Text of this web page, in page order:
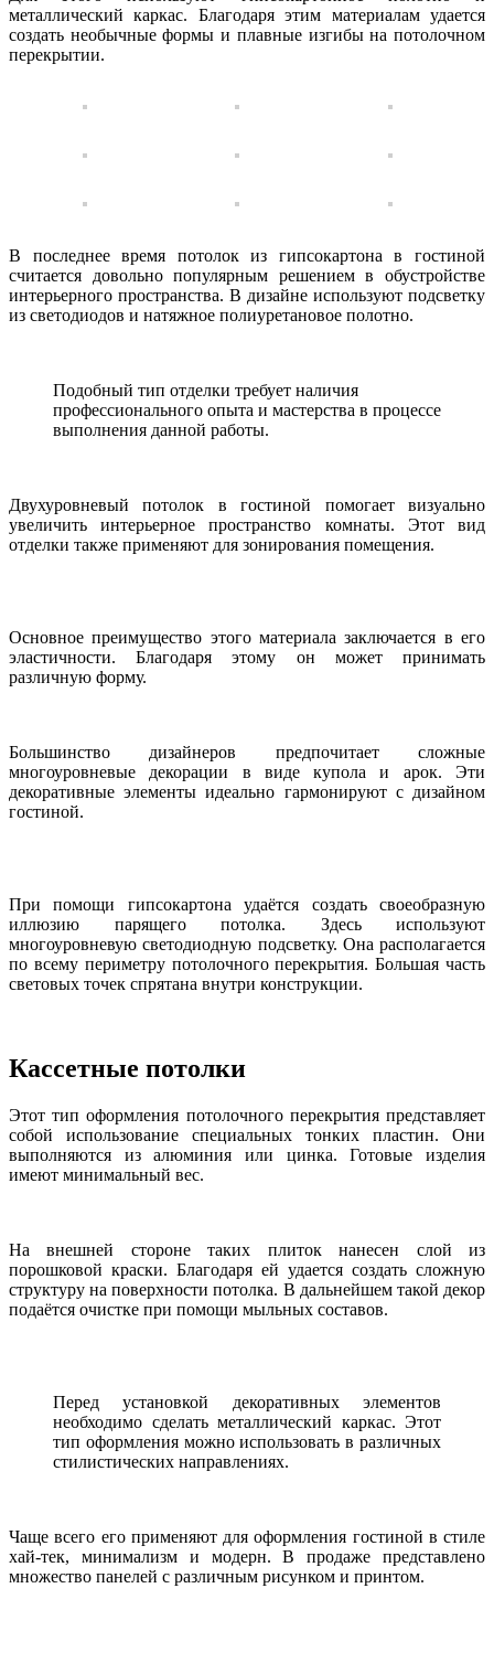
металлический каркас. Благодаря этим материалам удается
создать необычные формы и плавные изгибы на потолочном
перекрытии.
В последнее время потолок из гипсокартона в гостиной
считается довольно популярным решением в обустройстве
интерьерного пространства. В дизайне используют подсветку
из светодиодов и натяжное полиуретановое полотно.
Подобный тип отделки требует наличия
профессионального опыта и мастерства в процессе
выполнения данной работы.
Двухуровневый потолок в гостиной помогает визуально
увеличить интерьерное пространство комнаты. Этот вид
отделки также применяют для зонирования помещения.
Основное преимущество этого материала заключается в его
эластичности. Благодаря этому он может принимать
различную форму.
Большинство дизайнеров предпочитает сложные
многоуровневые декорации в виде купола и арок. Эти
декоративные элементы идеально гармонируют с дизайном
гостиной.
При помощи гипсокартона удаётся создать своеобразную
иллюзию парящего потолка. Здесь используют
многоуровневую светодиодную подсветку. Она располагается
по всему периметру потолочного перекрытия. Большая часть
световых точек спрятана внутри конструкции.
Кассетные потолки
Этот тип оформления потолочного перекрытия представляет
собой использование специальных тонких пластин. Они
выполняются из алюминия или цинка. Готовые изделия
имеют минимальный вес.
На внешней стороне таких плиток нанесен слой из
порошковой краски. Благодаря ей удается создать сложную
структуру на поверхности потолка. В дальнейшем такой декор
подаётся очистке при помощи мыльных составов.
Перед установкой декоративных элементов
необходимо сделать металлический каркас. Этот
тип оформления можно использовать в различных
стилистических направлениях.
Чаще всего его применяют для оформления гостиной в стиле
хай-тек, минимализм и модерн. В продаже представлено
множество панелей с различным рисунком и принтом.